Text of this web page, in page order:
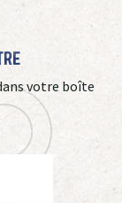
votre boîte